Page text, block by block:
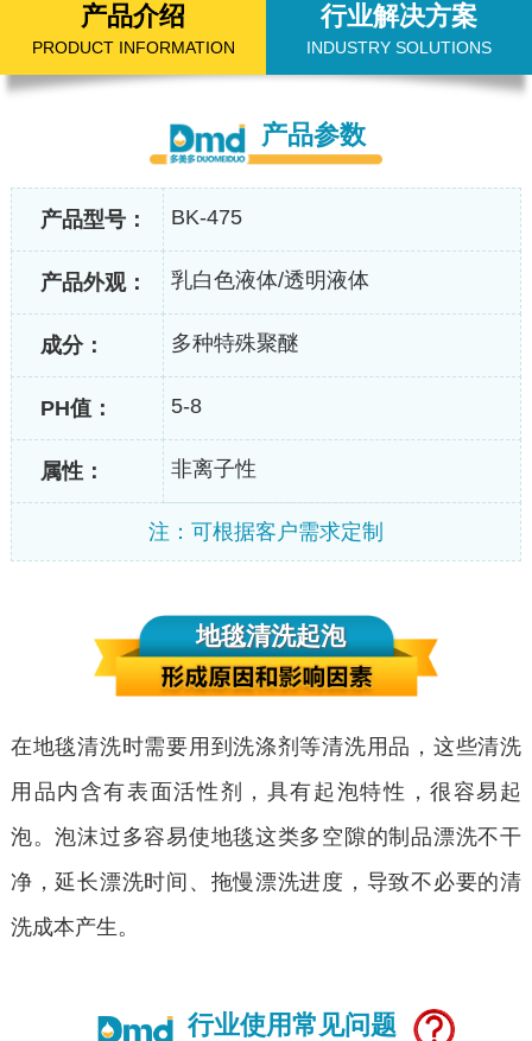
产品介绍
PRODUCT INFORMATION
行业解决方案
INDUSTRY SOLUTIONS
产品参数
产品型号： BK-475
产品外观： 乳白色液体/透明液体
成分： 多种特殊聚醚
PH值： 5-8
属性： 非离子性
注：可根据客户需求定制
地毯清洗起泡
在地毯清洗时需要用到洗涤剂等清洗用品，这些清洗
用品内含有表面活性剂，具有起泡特性，很容易起
泡。泡沫过多容易使地毯这类多空隙的制品漂洗不干
净，延长漂洗时间、拖慢漂洗进度，导致不必要的清
洗成本产生。
行业使用常见问题